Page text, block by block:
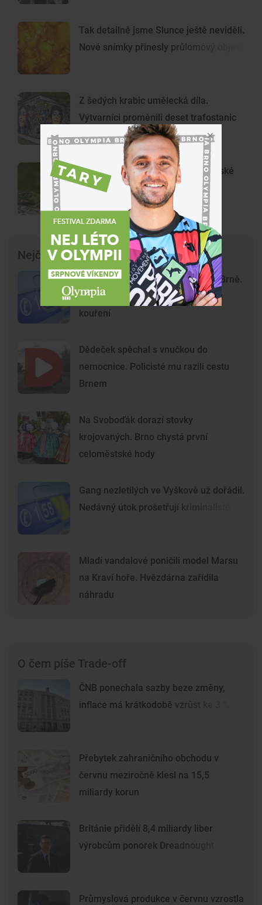
Tak detailně jsme Slunce ještě neviděli.
Nové snímky přinesly průlomový objev
Z šedých krabic umělecká díla.
Výtvarníci proměnili deset trafostanic
ve Vinohradech
KVÍZ: Poznáte plazy, kteří žijí v české
přírodě? Otestujte se v kvízu
Nejčtenější články
Krvavý útok na hlavním nádraží v Brně.
Agresoři zbili ostrahu kvůli zákazu
kouření
Dědeček spěchal s vnučkou do
nemocnice. Policisté mu razili cestu
Brnem
Na Svoboďák dorazí stovky
krojovaných. Brno chystá první
celoměstské hody
Gang nezletilých ve Vyškově už dořádil.
Nedávný útok prošetřují kriminalisté
Mladí vandalové poničili model Marsu
na Kraví hoře. Hvězdárna zařídila
náhradu
O čem píše Trade-off
ČNB ponechala sazby beze změny,
inflace má krátkodobě vzrůst ke 3 %
Přebytek zahraničního obchodu v
červnu meziročně klesl na 15,5
miliardy korun
Británie přidělí 8,4 miliardy liber
výrobcům ponorek Dreadnought
Průmyslová produkce v červnu vzrostla